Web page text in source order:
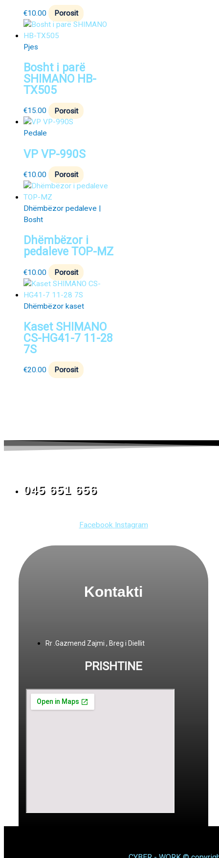
€10.00 Porosit
Pjes
Bosht i parë
SHIMANO HB-
TX505
€15.00 Porosit
Pedale
VP VP-990S
€10.00 Porosit
Dhëmbëzor pedaleve |
Bosht
Dhëmbëzor i
pedaleve TOP-MZ
€10.00 Porosit
Dhëmbëzor kaset
Kaset SHIMANO
CS-HG41-7 11-28
7S
€20.00 Porosit
045 651 656
Facebook Instagram
Kontakti
Rr .Gazmend Zajmi , Breg i Diellit
PRISHTINE